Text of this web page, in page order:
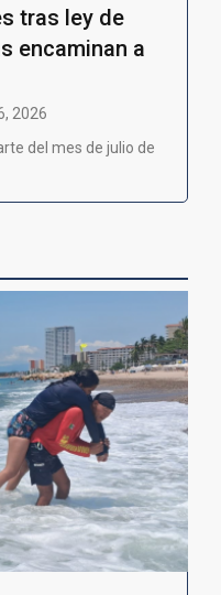
tras ley de
encaminan a
2026
del mes de julio de